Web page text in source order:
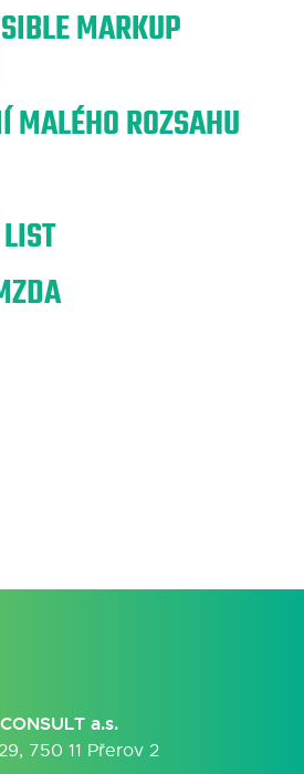
MARKUP
MALÉHO ROZSAHU
a.s.
750 11 Přerov 2